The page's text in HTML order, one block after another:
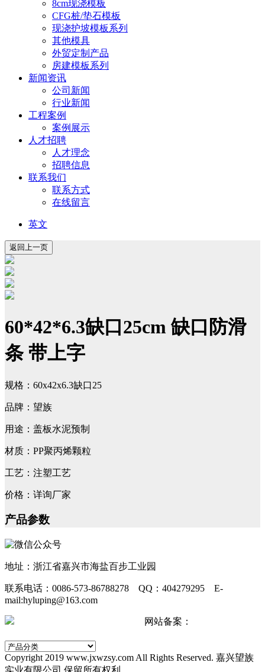
8cm现浇模板
CFG桩/垫石模板
现浇护坡模板系列
其他模具
外贸定制产品
房建模板系列
新闻资讯
公司新闻
行业新闻
工程案例
案例展示
人才招聘
人才理念
招聘信息
联系我们
联系方式
在线留言
英文
60*42*6.3缺口25cm 缺口防滑
条 带上字
规格：60x42x6.3缺口25
品牌：望族
用途：盖板水泥预制
材质：PP聚丙烯颗粒
工艺：注塑工艺
价格：详询厂家
产品参数
地址：浙江省嘉兴市海盐百步工业园
联系电话：0086-573-86788278 QQ：404279295 E-
mail:hyluping@163.com
网站备案：
Copyright 2019 www.jxwzsy.com All Rights Reserved. 嘉兴望族